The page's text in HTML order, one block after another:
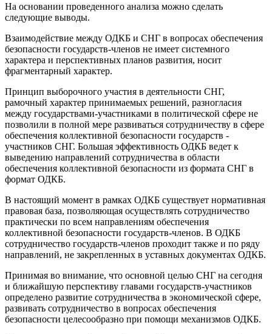
На основании проведенного анализа можно сделать
следующие выводы.
Взаимодействие между ОДКБ и СНГ в вопросах обеспечения
безопасности государств-членов не имеет системного
характера и перспективных планов развития, носит
фрагментарный характер.
Принцип выборочного участия в деятельности СНГ,
рамочный характер принимаемых решений, разногласия
между государствами-участниками в политической сфере не
позволили в полной мере развиваться сотрудничеству в сфере
обеспечения коллективной безопасности государств -
участников СНГ. Большая эффективность ОДКБ ведет к
выведению направлений сотрудничества в области
обеспечения коллективной безопасности из формата СНГ в
формат ОДКБ.
В настоящий момент в рамках ОДКБ существует нормативная
правовая база, позволяющая осуществлять сотрудничество
практически по всем направлениям обеспечения
коллективной безопасности государств-членов. В ОДКБ
сотрудничество государств-членов проходит также и по ряду
направлений, не закрепленных в уставных документах ОДКБ.
Принимая во внимание, что основной целью СНГ на сегодня
и ближайшую перспективу главами государств-участников
определено развитие сотрудничества в экономической сфере,
развивать сотрудничество в вопросах обеспечения
безопасности целесообразно при помощи механизмов ОДКБ.